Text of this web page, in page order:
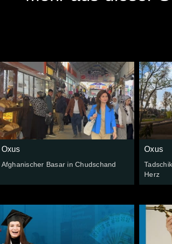
Oxus
Afghanischer Basar in Chudschand
Oxus
Herz